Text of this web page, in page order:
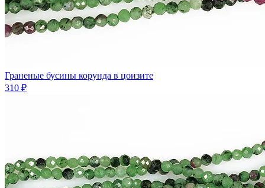
Граненые бусины корунда в цоизите
310 ₽